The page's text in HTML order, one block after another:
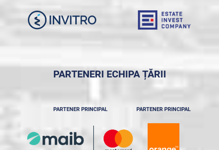
PARTENERI ECHIPA ȚĂRII
PARTENER PRINCIPAL PARTENER PRINCIPAL